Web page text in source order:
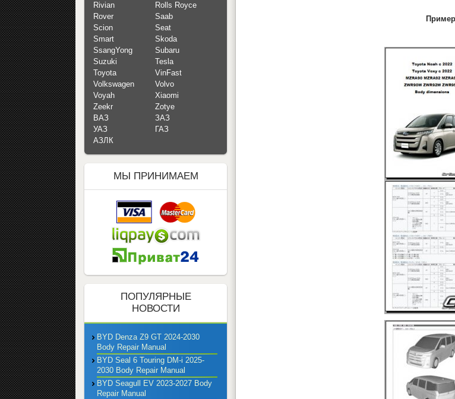
Rivian
Rolls Royce
Rover
Saab
Scion
Seat
Smart
Skoda
SsangYong
Subaru
Suzuki
Tesla
Toyota
VinFast
Volkswagen
Volvo
Voyah
Xiaomi
Zeekr
Zotye
ВАЗ
ЗАЗ
УАЗ
ГАЗ
АЗЛК
МЫ ПРИНИМАЕМ
ПОПУЛЯРНЫЕ
НОВОСТИ
BYD Denza Z9 GT 2024-2030
Body Repair Manual
BYD Seal 6 Touring DM-i 2025-
2030 Body Repair Manual
BYD Seagull EV 2023-2027 Body
Repair Manual